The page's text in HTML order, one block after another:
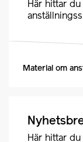
Här hittar
Material om
Här hittar